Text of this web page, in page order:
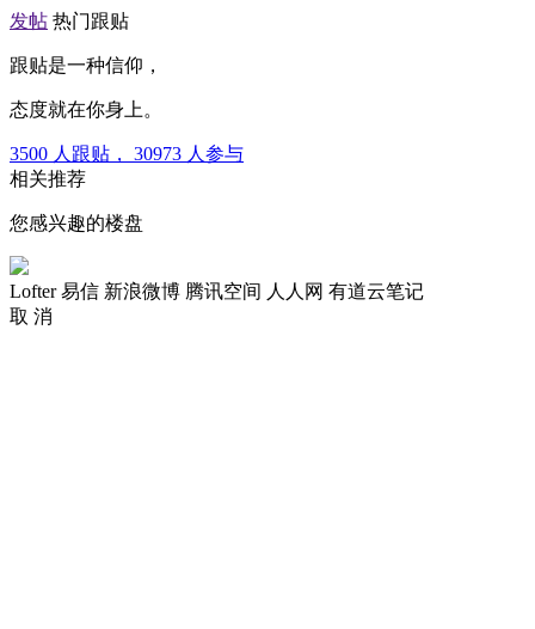
发帖 热门跟贴
跟贴是一种信仰，
态度就在你身上。
3500 人跟贴， 30973 人参与
相关推荐
您感兴趣的楼盘
Lofter 易信 新浪微博 腾讯空间 人人网 有道云笔记
取 消